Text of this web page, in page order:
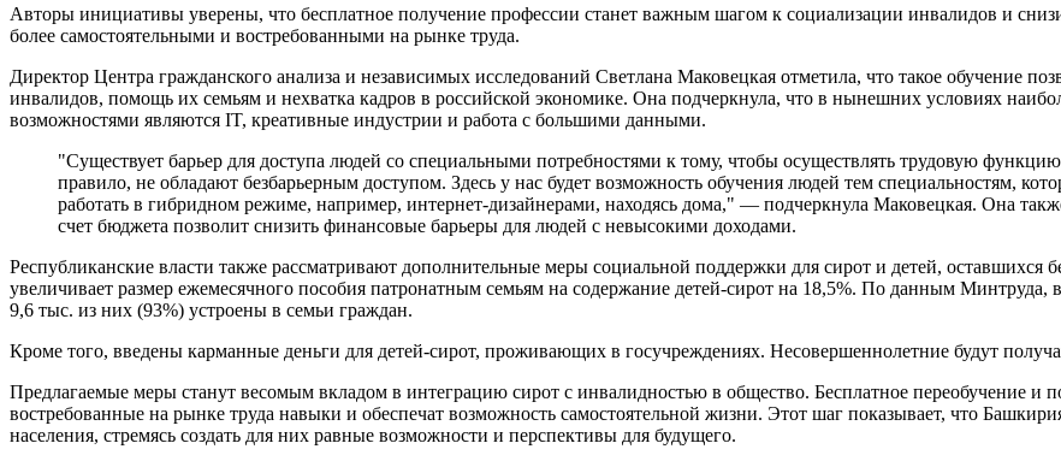
Авторы инициативы уверены, что бесплатное получение профессии станет важным шагом к социализации инвалидов и
более самостоятельными и востребованными на рынке труда.
Директор Центра гражданского анализа и независимых исследований Светлана Маковецкая отметила, что такое обучение
инвалидов, помощь их семьям и нехватка кадров в российской экономике. Она подчеркнула, что в нынешних условиях
возможностями являются IT, креативные индустрии и работа с большими данными.
"Существует барьер для доступа людей со специальными потребностями к тому, чтобы осуществлять трудовую
правило, не обладают безбарьерным доступом. Здесь у нас будет возможность обучения людей тем специальностям,
работать в гибридном режиме, например, интернет-дизайнерами, находясь дома," — подчеркнула Маковецкая. Она
счет бюджета позволит снизить финансовые барьеры для людей с невысокими доходами.
Республиканские власти также рассматривают дополнительные меры социальной поддержки для сирот и детей, оставшихся
увеличивает размер ежемесячного пособия патронатным семьям на содержание детей-сирот на 18,5%. По данным
9,6 тыс. из них (93%) устроены в семьи граждан.
Кроме того, введены карманные деньги для детей-сирот, проживающих в госучреждениях. Несовершеннолетние будут
Предлагаемые меры станут весомым вкладом в интеграцию сирот с инвалидностью в общество. Бесплатное переобучение и
востребованные на рынке труда навыки и обеспечат возможность самостоятельной жизни. Этот шаг показывает, что
населения, стремясь создать для них равные возможности и перспективы для будущего.